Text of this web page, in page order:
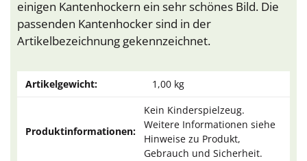
einigen Kantenhockern ein sehr schönes Bild. Die
passenden Kantenhocker sind in der
Artikelbezeichnung gekennzeichnet.
Artikelgewicht: 1,00 kg
Produktinformationen:
Kein Kinderspielzeug.
Weitere Informationen siehe
Hinweise zu Produkt,
Gebrauch und Sicherheit.